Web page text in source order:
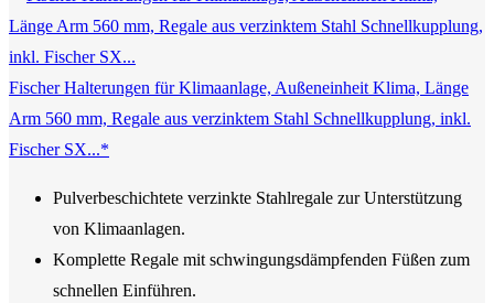
Fischer Halterungen für Klimaanlage, Außeneinheit Klima, Länge
Arm 560 mm, Regale aus verzinktem Stahl Schnellkupplung, inkl.
Fischer SX...*
Pulverbeschichtete verzinkte Stahlregale zur Unterstützung
von Klimaanlagen.
Komplette Regale mit schwingungsdämpfenden Füßen zum
schnellen Einführen.